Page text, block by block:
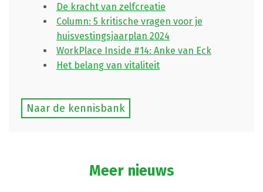
De kracht van zelfcreatie
Column: 5 kritische vragen voor je
huisvestingsjaarplan 2024
WorkPlace Inside #14: Anke van Eck
Het belang van vitaliteit
Naar de kennisbank
Meer nieuws